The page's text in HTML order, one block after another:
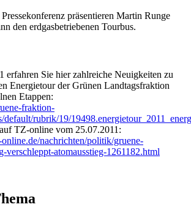
präsentieren Martin Runge
den erdgasbetriebenen Tourbus.
erfahren Sie hier zahlreiche Neuigkeiten zu
Energietour der Grünen Landtagsfraktion
Etappen:
fraktion-
default/rubrik/19/
TZ-online vom 25.07.2011:
nachrichten/politik/gruene-
verschleppt-atomausstieg-1261182.html